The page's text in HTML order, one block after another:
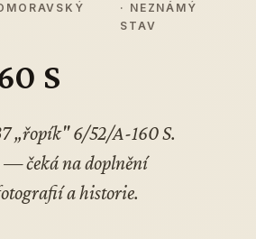
· NEZNÁMÝ
STAV
S
„řopík" 6/52/A-160 S.
čeká na doplnění
a historie.